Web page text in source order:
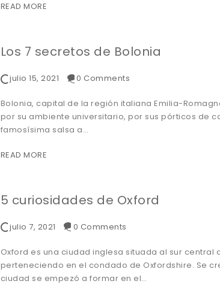
READ MORE
Los 7 secretos de Bolonia
julio 15, 2021 0 Comments
Bolonia, capital de la región italiana Emilia-
por su ambiente universitario, por sus pórticos de
famosísima salsa a…
READ MORE
5 curiosidades de Oxford
julio 7, 2021 0 Comments
Oxford es una ciudad inglesa situada al sur central
perteneciendo en el condado de Oxfordshire. Se
ciudad se empezó a formar en el…